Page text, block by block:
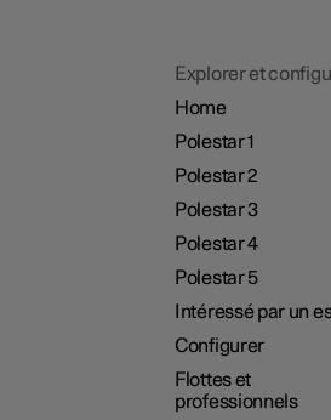
Explorer et
Home
Polestar 1
Polestar 2
Polestar 3
Polestar 4
Polestar 5
Intéressé par un
Configurer
Flottes et
professionnels